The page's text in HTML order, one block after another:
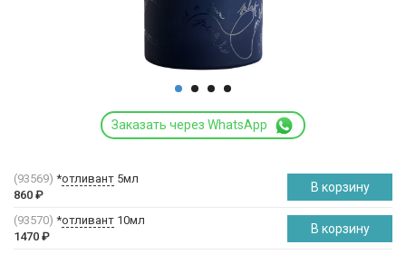
Заказать через WhatsApp
(93569) *отливант 5мл
860 ₽
В корзину
(93570) *отливант 10мл
1470 ₽
В корзину